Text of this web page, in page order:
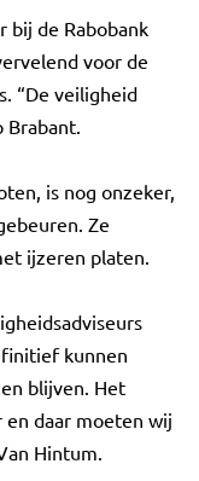
bij de Rabobank
voor de
“De veiligheid
Brabant.
is nog onzeker,
Ze
ijzeren platen.
kunnen
blijven. Het
daar moeten wij
Hintum.